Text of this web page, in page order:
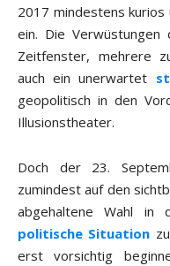
2017 mindestens kurios
ein. Die Verwüstungen
Zeitfenster, mehrere
auch ein unerwartet
geopolitisch in den
Illusionstheater.
Doch der 23.
zumindest auf den
abgehaltene Wahl
politische Situation
erst vorsichtig